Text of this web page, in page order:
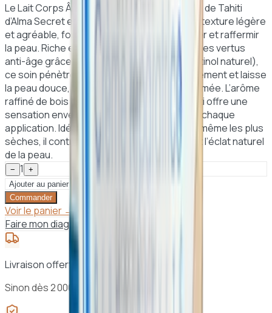
Le Lait Corps Ânesse Bois de Santal & Vanille de Tahiti
d’Alma Secret est une crème hydratante à la texture légère
et agréable, formulée pour nourrir, régénérer et raffermir
la peau. Riche en lait d’ânesse, réputé pour ses vertus
anti-âge grâce à sa teneur en vitamine A (rétinol naturel),
ce soin pénètre rapidement, hydrate intensément et laisse
la peau douce, souple et délicatement parfumée. L’arôme
raffiné de bois de santal et de vanille de Tahiti offre une
sensation enveloppante et réconfortante à chaque
application. Idéal pour tous types de peaux, même les plus
sèches, il contribue à restaurer l’élasticité et l’éclat naturel
de la peau.
− 1
+
Ajouter au panier
Commander
Voir le panier →
Faire mon diagnostic peau
Livraison offerte dès 25 000 F CFA à Dakar
Sinon dès 2 000 F CFA · 24h à 48h au Sénégal